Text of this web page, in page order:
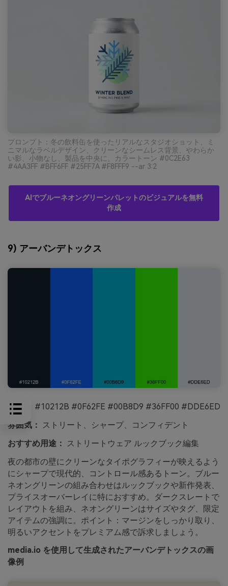
プロンプト：冬の飲料缶を使ったリアルなスタジオショット、ミ
ニマルなラベルデザイン、クリーンなシームレス背景、やわらか
い影、小物なし、製品を中央に、カラートーン #0C2E63
#4AA3FF #BFF6FF #25FF7A #F8FFF9 --ar 3:2
AIでブルーネオングリーンパレットのビジュアルを無料
作成
9) アーバンデトックス
HEX：
#10212B #0F62FE #00B8D9 #36FF00 #DDE6ED
雰囲気： ストリート、シャープ、コンフィデント
おすすめ用途： ストリートウェア ルックブック編集
夜の都市の壁にクリーンなタイポグラフィーが映えるよう
にシャープで現代的、コントロール感あるトーン。ブルー
ネオングリーンの組み合わせはルックブックや新作発表、
プライスオーバーレイに特におすすめ。ダークスレートで
レイアウトを組み、ネオングリーンはサイズやタグ、限定
アイテムの強調に。ポイント：マージンをしっかり取り、
明るいアクセントをプレミアム感で訴求しましょう。
media.io を使用して生成されたアーバンデトックスの画
像例